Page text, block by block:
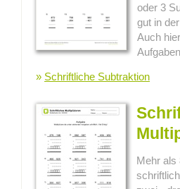
oder 3
gut in
Auch
» Schriftliche Subtraktion
Mehr als